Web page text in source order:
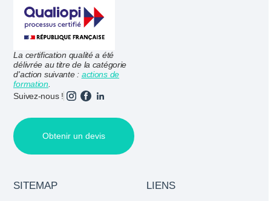
La certification qualité a été
délivrée au titre de la catégorie
d'action suivante : actions de
formation.
Suivez-nous !
SITEMAP LIENS
Obtenir un devis